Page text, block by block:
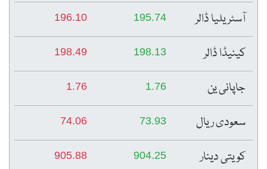
آسٹریلیا ڈالر 195.74
196.10
کینیڈا ڈالر 198.13
198.49
جاپانی ین 1.76
1.76
سعودی ریال 73.93
74.06
کویتی دینار 904.25
905.88